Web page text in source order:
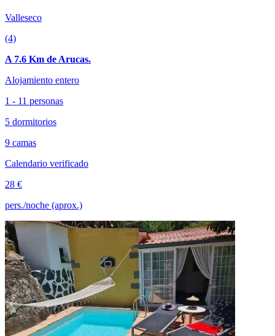
Valleseco
(4)
A 7.6 Km de Arucas.
Alojamiento entero
1 - 11 personas
5 dormitorios
9 camas
Calendario verificado
28 €
pers./noche (aprox.)